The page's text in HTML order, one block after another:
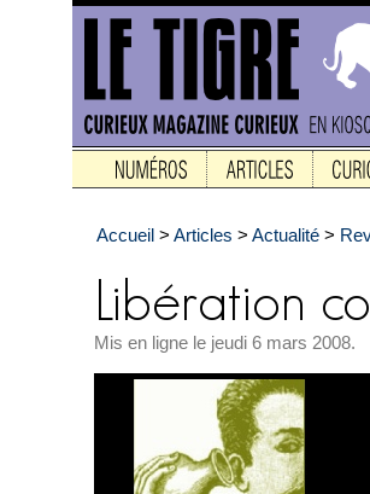
Accueil > Articles > Actualité >
Mis en ligne le jeudi 6 mars 2008.